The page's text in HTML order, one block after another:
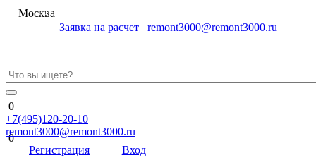
Москва
Заявка на расчет
remont3000@remont3000.ru
0
0
+7(495)120-20-10
remont3000@remont3000.ru
Меню
Регистрация Вход